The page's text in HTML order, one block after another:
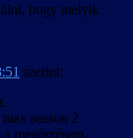
hogy melyik
szerint:
season 2
megérzésem.